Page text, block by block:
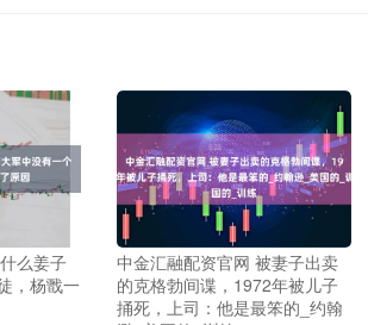
么姜子
，杨戬一
中金汇融配资官网 被妻子出卖
的克格勃间谍，1972年被儿子
捅死，上司：他是最笨的_约翰